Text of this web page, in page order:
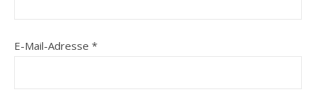
E-Mail-Adresse *